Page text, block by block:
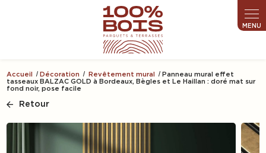
Accueil Décoration Revêtement mural
Panneau mural effet
tasseaux BALZAC GOLD à Bordeaux, Bègles et Le Haillan : doré mat sur
fond noir, pose facile
Retour
Panneau de gestion des cookies